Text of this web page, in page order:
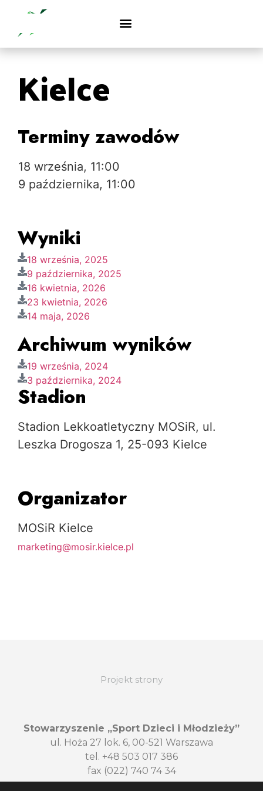
Kielce
Terminy zawodów
18 września, 11:00
9 października, 11:00
Wyniki
18 września, 2025
9 października, 2025
16 kwietnia, 2026
23 kwietnia, 2026
14 maja, 2026
Archiwum wyników
19 września, 2024
3 października, 2024
Stadion
Stadion Lekkoatletyczny MOSiR, ul.
Leszka Drogosza 1, 25-093 Kielce
Organizator
MOSiR Kielce
marketing@mosir.kielce.pl
Projekt strony
Stowarzyszenie „Sport Dzieci i Młodzieży”
ul. Hoża 27 lok. 6, 00-521 Warszawa
tel. +48 503 017 386
fax (022) 740 74 34